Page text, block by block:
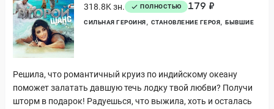
318.8K зн.
ПОЛНОСТЬЮ 179 ₽
СИЛЬНАЯ ГЕРОИНЯ СТАНОВЛЕНИЕ ГЕРОЯ БЫВШИЕ
Решила, что романтичный круиз по индийскому океану
поможет залатать давшую течь лодку твой любви? Получи
шторм в подарок! Радуешься, что выжила, хоть и осталась